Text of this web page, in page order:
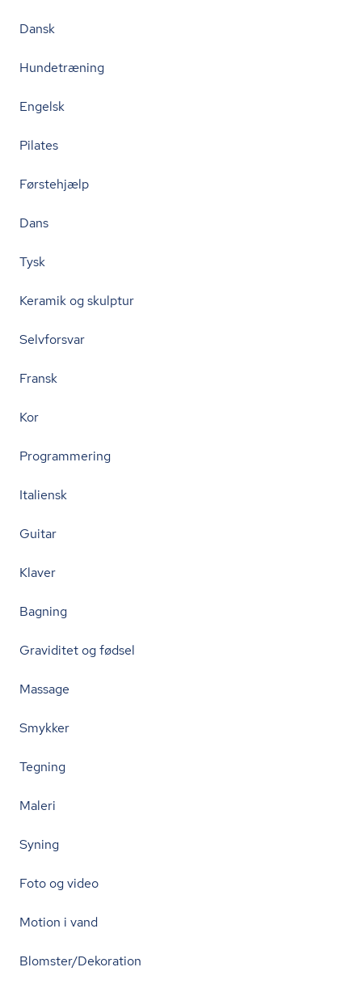
Dansk
Hundetræning
Engelsk
Pilates
Førstehjælp
Dans
Tysk
Keramik og skulptur
Selvforsvar
Fransk
Kor
Programmering
Italiensk
Guitar
Klaver
Bagning
Graviditet og fødsel
Massage
Smykker
Tegning
Maleri
Syning
Foto og video
Motion i vand
Blomster/Dekoration